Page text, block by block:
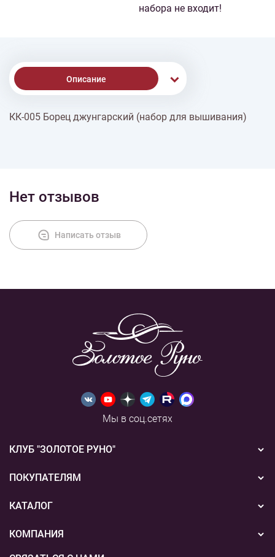
набора не входит!
Описание
Доставка
КК-005 Борец джунгарский (набор для вышивания)
Нет отзывов
Написать отзыв
Мы в соц.сетях
КЛУБ "ЗОЛОТОЕ РУНО"
Новости
Акции
ПОКУПАТЕЛЯМ
Бонусная система
Подарочные сертификаты
Способы оплаты
КАТАЛОГ
Вышивка
КОМПАНИЯ